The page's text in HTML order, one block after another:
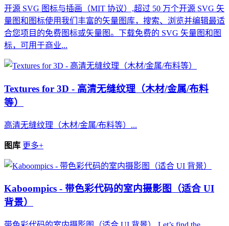
开源 SVG 图标与插画（MIT 协议）,超过 50 万个开源 SVG 矢
量图和图标使用我们丰富的矢量图库，搜索、浏览并编辑最适
合您项目的免费图标或矢量图。下载免费的 SVG 矢量图和图
标，可用于商业...
Textures for 3D - 高清无缝纹理（木材/金属/布料
等）
高清无缝纹理（木材/金属/布料等）...
图库 更多+
Kaboompics - 带色彩代码的室内摄影图（适合 UI
背景）